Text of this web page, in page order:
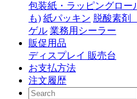
包装紙・ラッピングロー
も) 紙パッキン 脱酸素剤
ゲル 業務用シーラー
販促用品
ディスプレイ 販売台
お支払方法
注文履歴